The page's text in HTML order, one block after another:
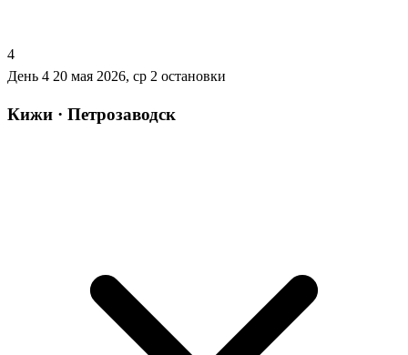
4
День 4 20 мая 2026, ср 2 остановки
Кижи · Петрозаводск